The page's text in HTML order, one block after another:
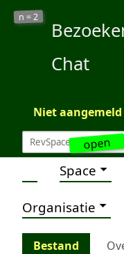
open
n =2
Chat
Niet aangemeld
Space
Organisatie
Bestand